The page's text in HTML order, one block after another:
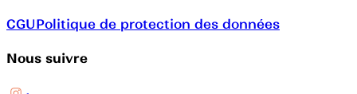
CGUPolitique de protection des données
Nous suivre